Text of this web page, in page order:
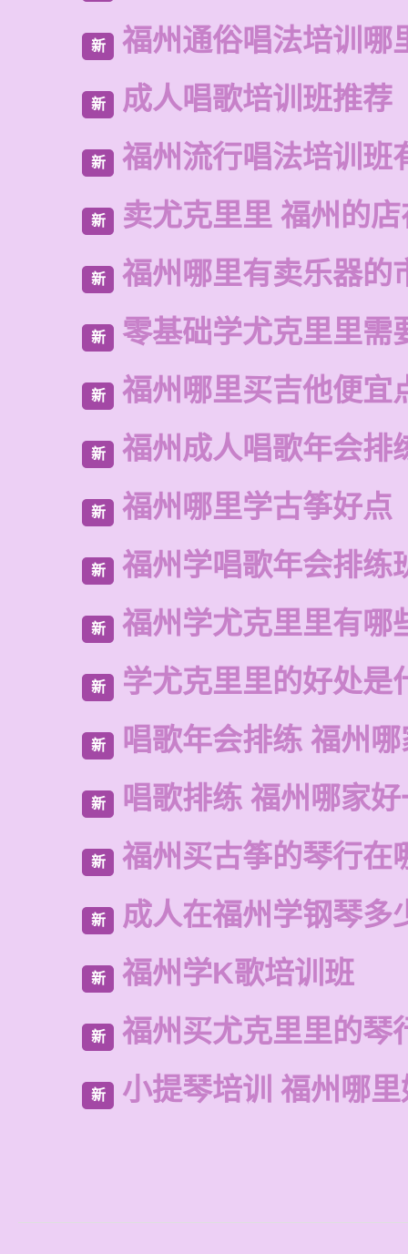
新 福州通俗唱法培训哪
新 成人唱歌培训班推荐
新 福州流行唱法培训班
新 卖尤克里里 福州的
新 福州哪里有卖乐器的
新 零基础学尤克里里需
新 福州哪里买吉他便宜
新 福州成人唱歌年会排
新 福州哪里学古筝好点
新 福州学唱歌年会排练
新 福州学尤克里里有哪
新 学尤克里里的好处是
新 唱歌年会排练 福州
新 唱歌排练 福州哪家
新 福州买古筝的琴行在
新 成人在福州学钢琴多
新 福州学K歌培训班
新 福州买尤克里里的琴
新 小提琴培训 福州哪